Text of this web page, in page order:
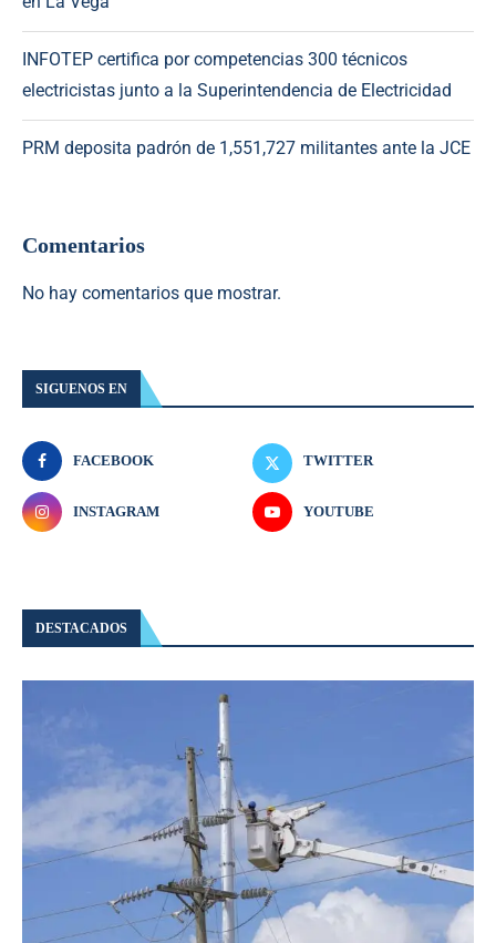
INFOTEP certifica por competencias 300 técnicos
electricistas junto a la Superintendencia de Electricidad
PRM deposita padrón de 1,551,727 militantes ante la JCE
Comentarios
No hay comentarios que mostrar.
SIGUENOS EN
FACEBOOK TWITTER
INSTAGRAM YOUTUBE
DESTACADOS